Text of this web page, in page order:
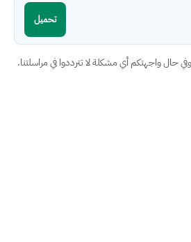
تحميل
حال واجهتكم أي مشكلة لا تترددوا في مراسلتنا.